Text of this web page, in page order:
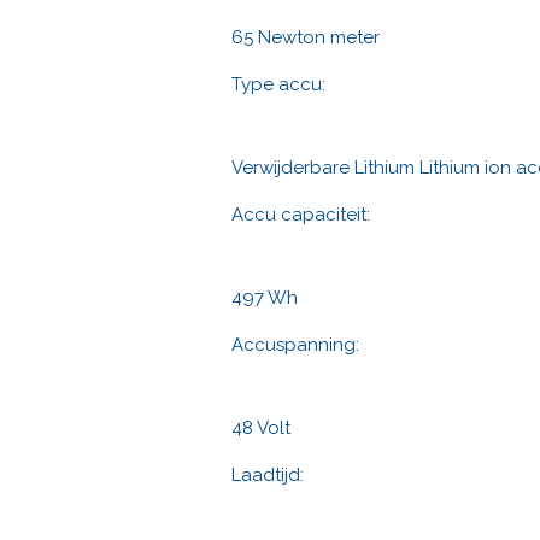
65 Newton meter
Type accu:
Verwijderbare Lithium Lithium ion
Accu capaciteit:
497 Wh
Accuspanning:
48 Volt
Laadtijd: